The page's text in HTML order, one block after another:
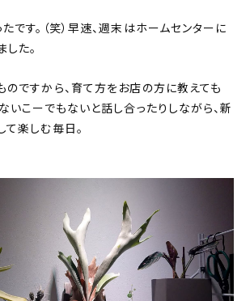
です。（笑）早速、週末はホームセンターに
た。
のですから、育て方をお店の方に教えても
いこーでもないと話し合ったりしながら、新
て楽しむ毎日。